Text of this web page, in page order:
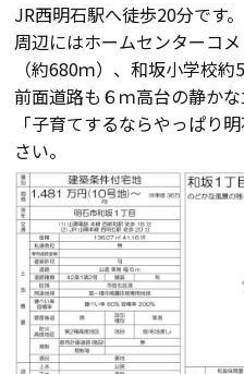
分譲モデルハウス
おすすめ分譲地
手間ひまかけた家づくり
KATSUMIの標準仕様 和暮-なご
素材とデザイン
耐震性能+制震性能
JR西明石駅へ徒歩20分です。
周辺にはホームセンターコ
（約680ｍ）、和坂小学校
前面道路も６ｍ高台の静かな
「子育てするならやっぱり
さい。